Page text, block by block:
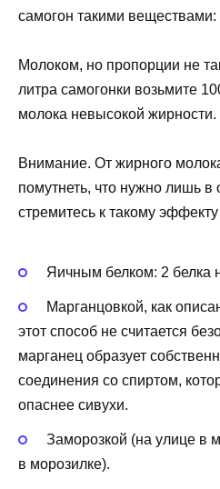
самогон такими веществами:
Молоком, но пропорции не
литра самогонки возьмите
молока невысокой жирности.
Внимание. От жирного
помутнеть, что нужно лишь
стремитесь к такому эффекту
Яичным белком: 2 белка
Марганцовкой, как
этот способ не считается
марганец образует
соединения со спиртом,
опаснее сивухи.
Заморозкой (на улице в
в морозилке).